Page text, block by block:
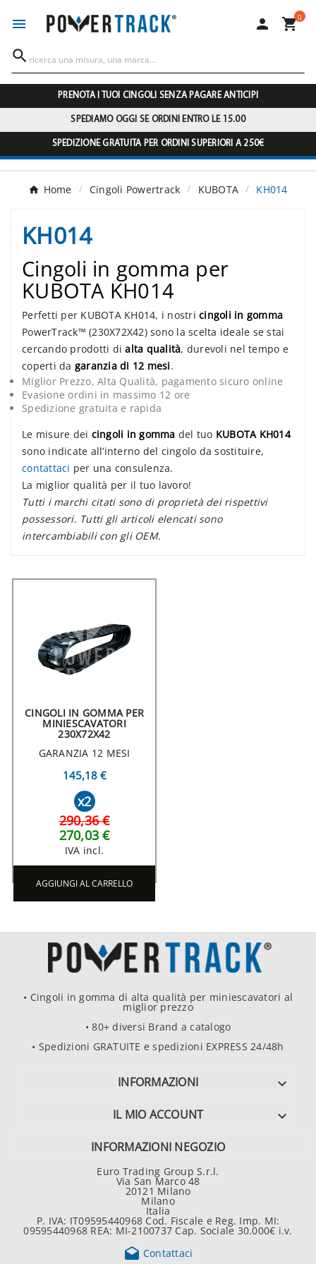
  0

PRENOTA I TUOI CINGOLI SENZA PAGARE ANTICIPI
SPEDIAMO OGGI SE ORDINI ENTRO LE 15.00
SPEDIZIONE GRATUITA PER ORDINI SUPERIORI A 250€
Home Cingoli Powertrack KUBOTA KH014
KH014
Cingoli in gomma per
KUBOTA KH014
Perfetti per KUBOTA KH014, i nostri cingoli in gomma
PowerTrack™ (230X72X42) sono la scelta ideale se stai
cercando prodotti dialta qualità, durevoli nel tempo e
coperti da garanzia di 12 mesi.
Miglior Prezzo, Alta Qualità, pagamento sicuro online
Evasione ordini in massimo 12 ore
Spedizione gratuita e rapida
Le misure dei cingoli in gomma del tuo KUBOTA KH014
sono indicate all’interno del cingolo da sostituire,
contattaci per una consulenza.
La miglior qualità per il tuo lavoro!
Tutti i marchi citati sono di proprietà dei rispettivi
possessori. Tutti gli articoli elencati sono
intercambiabili con gli OEM.
CINGOLI IN GOMMA PER
MINIESCAVATORI
230X72X42
GARANZIA 12 MESI
145,18 €
x2
290,36 €
270,03 €
IVA incl.
AGGIUNGI AL CARRELLO
• Cingoli in gomma di alta qualità per miniescavatori al
miglior prezzo
• 80+ diversi Brand a catalogo
• Spedizioni GRATUITE e spedizioni EXPRESS 24/48h
INFORMAZIONI 
IL MIO ACCOUNT 
INFORMAZIONI NEGOZIO
Euro Trading Group S.r.l.
Via San Marco 48
20121 Milano
Milano
Italia
P. IVA: IT09595440968 Cod. Fiscale e Reg. Imp. MI:
09595440968 REA: MI-2100737 Cap. Sociale 30.000€ i.v.
 Contattaci